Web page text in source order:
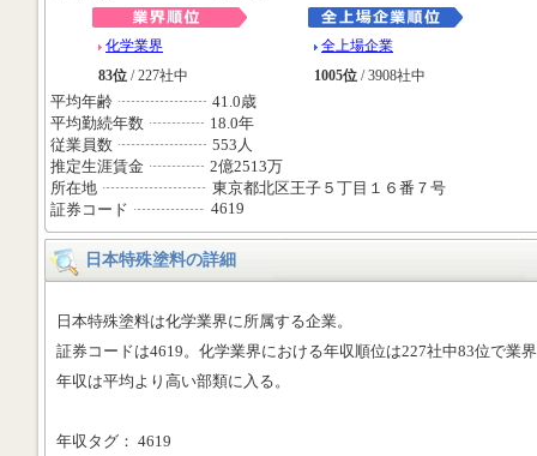
化学業界
83位 / 227社中
全上場企業
1005位 / 3908社中
平均年齢
41.0歳
平均勤続年数
18.0年
従業員数
553人
推定生涯賃金
2億2513万
所在地
東京都北区王子５丁目１６番７号
証券コード
4619
日本特殊塗料の詳細
日本特殊塗料は化学業界に所属する企業。
証券コードは4619。化学業界における年収順位は227社中83位で業
年収は平均より高い部類に入る。
年収タグ： 4619